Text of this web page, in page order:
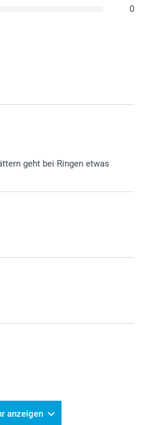
0
geht bei Ringen etwas
anzeigen